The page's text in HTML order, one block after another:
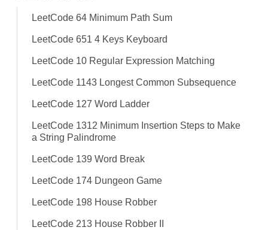
LeetCode 64 Minimum Path Sum
LeetCode 651 4 Keys Keyboard
LeetCode 10 Regular Expression Matching
LeetCode 1143 Longest Common Subsequence
LeetCode 127 Word Ladder
LeetCode 1312 Minimum Insertion Steps to Make
a String Palindrome
LeetCode 139 Word Break
LeetCode 174 Dungeon Game
LeetCode 198 House Robber
LeetCode 213 House Robber II